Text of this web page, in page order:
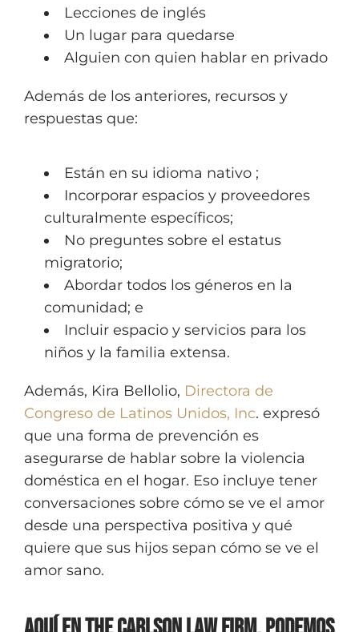
Lecciones de inglés
Un lugar para quedarse
Alguien con quien hablar en privado
Además de los anteriores, recursos y
respuestas que:
Están en su idioma nativo ;
Incorporar espacios y proveedores
culturalmente específicos;
No preguntes sobre el estatus
migratorio;
Abordar todos los géneros en la
comunidad; e
Incluir espacio y servicios para los
niños y la familia extensa.
Además, Kira Bellolio, Directora de
Congreso de Latinos Unidos, Inc. expresó
que una forma de prevención es
asegurarse de hablar sobre la violencia
doméstica en el hogar. Eso incluye tener
conversaciones sobre cómo se ve el amor
desde una perspectiva positiva y qué
quiere que sus hijos sepan cómo se ve el
amor sano.